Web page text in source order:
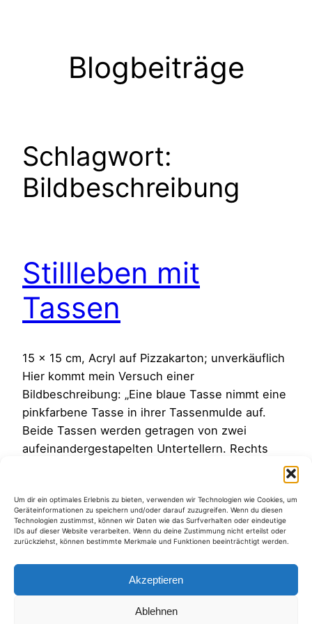
Um dir ein optimales Erlebnis zu bieten, verwenden wir Technologien wie Cookies, um
Geräteinformationen zu speichern und/oder darauf zuzugreifen. Wenn du diesen
Technologien zustimmst, können wir Daten wie das Surfverhalten oder eindeutige
IDs auf dieser Website verarbeiten. Wenn du deine Zustimmung nicht erteilst oder
zurückziehst, können bestimmte Merkmale und Funktionen beeinträchtigt werden.
Akzeptieren
Ablehnen
Blogbeiträge
Schlagwort:
Bildbeschreibung
Stillleben mit
Tassen
15 x 15 cm, Acryl auf Pizzakarton; unverkäuflich
Hier kommt mein Versuch einer
Bildbeschreibung: „Eine blaue Tasse nimmt eine
pinkfarbene Tasse in ihrer Tassenmulde auf.
Beide Tassen werden getragen von zwei
aufeinandergestapelten Untertellern. Rechts
liegt ein Schälmesser. Die scharfe Schälkante
des Messers…
13. Juni 2012